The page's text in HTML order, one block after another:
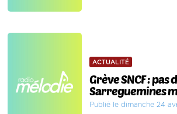
ACTUALITÉ
Grève SNCF :
Sarreguemines
Publié le dimanche 24